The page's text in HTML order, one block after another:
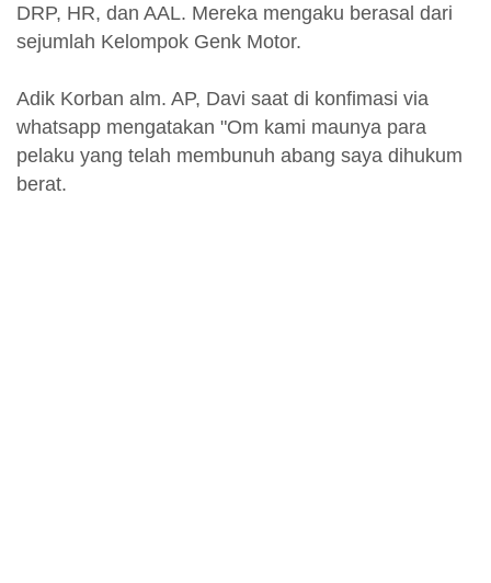
DRP, HR, dan AAL. Mereka mengaku berasal dari
sejumlah Kelompok Genk Motor.
Adik Korban alm. AP, Davi saat di konfimasi via
whatsapp mengatakan "Om kami maunya para
pelaku yang telah membunuh abang saya dihukum
berat.